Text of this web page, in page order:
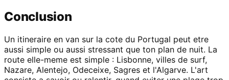
Conclusion
Un itineraire en van sur la cote du Portugal peut etre
aussi simple ou aussi stressant que ton plan de nuit. La
route elle-meme est simple : Lisbonne, villes de surf,
Nazare, Alentejo, Odeceixe, Sagres et l'Algarve. L'art